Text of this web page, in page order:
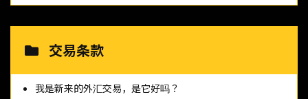
交易条款
我是新来的外汇交易，是它好吗？